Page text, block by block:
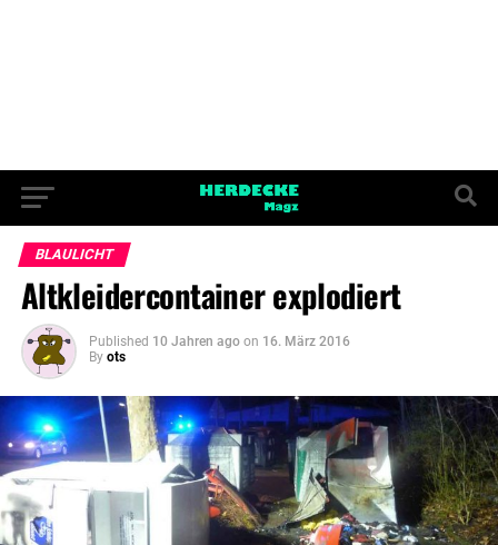
BLAULICHT
Altkleidercontainer explodiert
Published 10 Jahren ago on 16. März 2016
By ots